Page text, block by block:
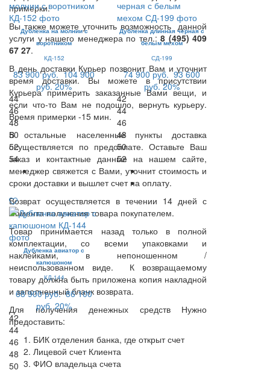
примерки.
Вы также можете уточнить возможность данной
услуги у нашего менеджера по тел.:8 (495) 409
67 27.
В день доставки Курьер позвонит Вам и уточнит
время доставки. Вы можете в присутствии
Курьера примерить заказанные Вами вещи, и
если что-то Вам не подошло, вернуть курьеру.
Время примерки -15 мин.
В остальные населенные пункты доставка
осуществляется по предоплате. Оставьте Ваш
заказ и контактные данные на нашем сайте,
менеджер свяжется с Вами, уточнит стоимость и
сроки доставки и вышлет счет на оплату.
Возврат осуществляется в течении 14 дней с
момента получения товара покупателем.
Товар принимается назад только в полной
комплектации, со всеми упаковками и
наклейками, в непоношенном /
неиспользованном виде. К возвращаемому
товару должна быть приложена копия накладной
и заполненный бланк возврата.
Для получения денежных средств Нужно
предоставить:
БИК отделения банка, где открыт счет
Лицевой счет Клиента
ФИО владельца счета
Дубленка на молнии с
воротником
КД-152
83 900 руб. 104 900
руб. 20%
44
46
48
50
52
54
Дубленка длинная черная с
белым мехом
СД-199
74 900 руб. 93 600
руб. 20%
42
44
46
48
50
52
Дубленка авиатор с
капюшоном
КД-144
68 900 руб. 86 100
руб. 20%
42
44
46
48
50